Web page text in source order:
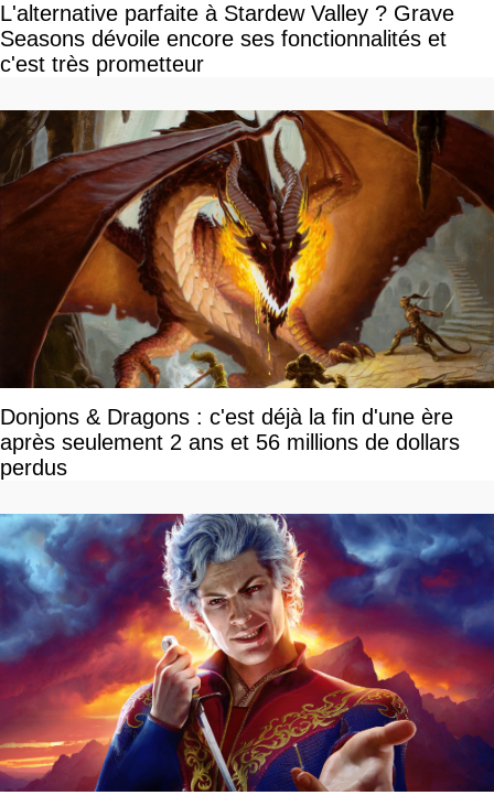
L'alternative parfaite à Stardew Valley ? Grave
Seasons dévoile encore ses fonctionnalités et
c'est très prometteur
Donjons & Dragons : c'est déjà la fin d'une ère
après seulement 2 ans et 56 millions de dollars
perdus